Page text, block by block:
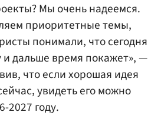
Мы очень надеемся.
приоритетные темы,
понимали, что сегодня
и дальше время покажет», —
что если хорошая идея
увидеть его можно
2027 году.